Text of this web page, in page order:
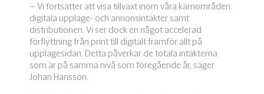
– Vi fortsätter att visa tillväxt inom våra kärnområden:
digitala upplage- och annonsintäkter samt
distributionen. Vi ser dock en något accelerad
förflyttning från print till digitalt framför allt på
upplagesidan. Detta påverkar de totala intäkterna
som är på samma nivå som föregående år, säger
Johan Hansson.